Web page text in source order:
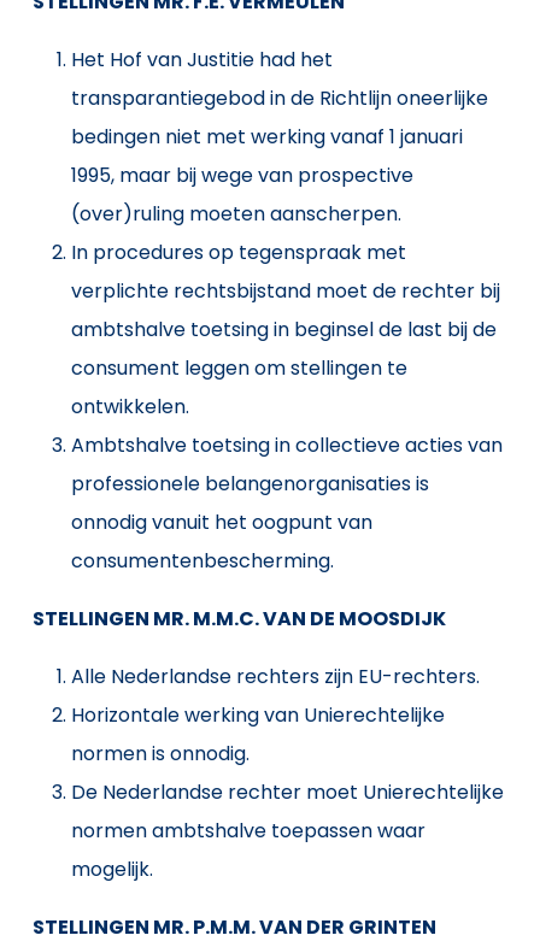
Het Hof van Justitie had het
transparantiegebod in de Richtlijn oneerlijke
bedingen niet met werking vanaf 1 januari
1995, maar bij wege van prospective
(over)ruling moeten aanscherpen.
In procedures op tegenspraak met
verplichte rechtsbijstand moet de rechter bij
ambtshalve toetsing in beginsel de last bij de
consument leggen om stellingen te
ontwikkelen.
Ambtshalve toetsing in collectieve acties van
professionele belangenorganisaties is
onnodig vanuit het oogpunt van
consumentenbescherming.
STELLINGEN MR. M.M.C. VAN DE MOOSDIJK
Alle Nederlandse rechters zijn EU-rechters.
Horizontale werking van Unierechtelijke
normen is onnodig.
De Nederlandse rechter moet Unierechtelijke
normen ambtshalve toepassen waar
mogelijk.
STELLINGEN MR. P.M.M. VAN DER GRINTEN